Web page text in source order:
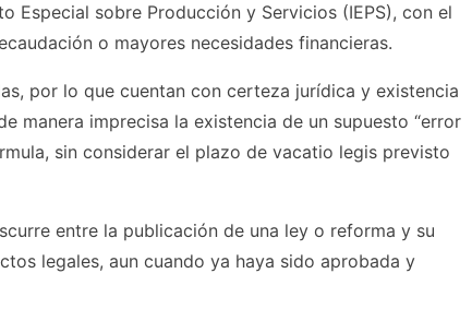
Especial sobre Producción y Servicios (IEPS), con el
o mayores necesidades financieras.
por lo que cuentan con certeza jurídica y existencia
manera imprecisa la existencia de un supuesto “error
sin considerar el plazo de vacatio legis previsto
entre la publicación de una ley o reforma y su
legales, aun cuando ya haya sido aprobada y